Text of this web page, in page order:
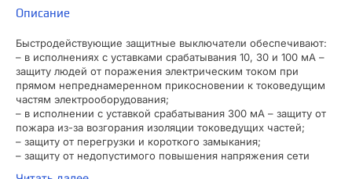
Описание
Быстродействующие защитные выключатели обеспечивают:
– в исполнениях с уставками срабатывания 10, 30 и 100 мА –
защиту людей от поражения электрическим током при
прямом непреднамеренном прикосновении к токоведущим
частям электрооборудования;
– в исполнении с уставкой срабатывания 300 мА – защиту от
пожара из-за возгорания изоляции токоведущих частей;
– защиту от перегрузки и короткого замыкания;
– защиту от недопустимого повышения напряжения сети